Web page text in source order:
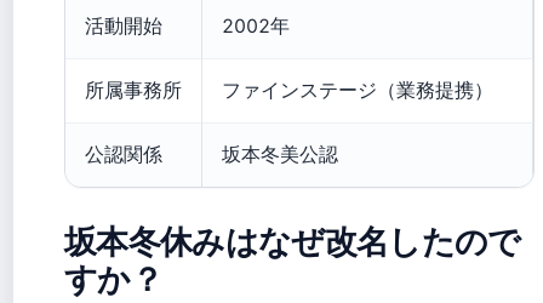
活動開始 2002年
所属事務所 ファインステージ（業務提携）
公認関係 坂本冬美公認
坂本冬休みはなぜ改名したので
すか？